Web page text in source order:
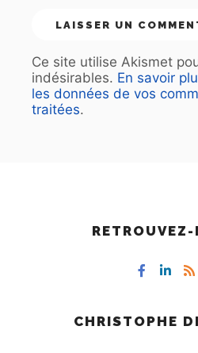
Ce site utilise Akismet
indésirables. En savoir
les données de vos
traitées.
CHRISTOPHE